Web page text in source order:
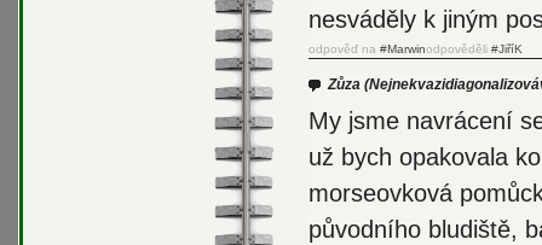
nesváděly k jiným
odpověď na #Marwinodpověděli #JiříK
Zůza
My jsme navrácení
už bych opakovala
morseovková
původního bludiště,